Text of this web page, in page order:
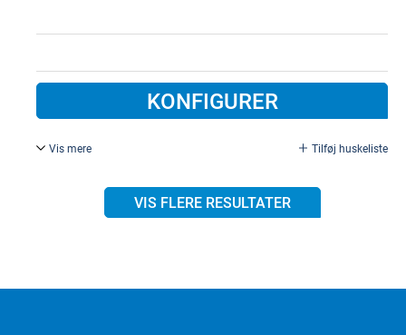
KONFIGURER
Vis mere Tilføj huskeliste
Ø 11 mm, L = 119mm .VIS FLERE RESULTATER